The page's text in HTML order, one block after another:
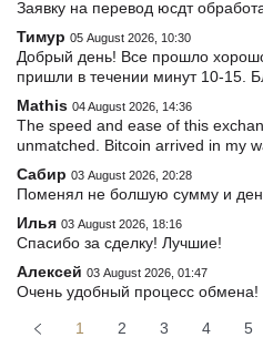
Заявку на перевод юсдт
Тимур 05 August 2026, 10:30
Добрый день! Все прошло
пришли в течении минут 10-15.
Mathis 04 August 2026, 14:36
The speed and ease of this
unmatched. Bitcoin arrived in my
Сабир 03 August 2026, 20:28
Поменял не болшую сумму и
Илья 03 August 2026, 18:16
Спасибо за сделку! Лучшие!
Алексей 03 August 2026, 01:47
Очень удобный процесс обмена!
1 2 3 4 5